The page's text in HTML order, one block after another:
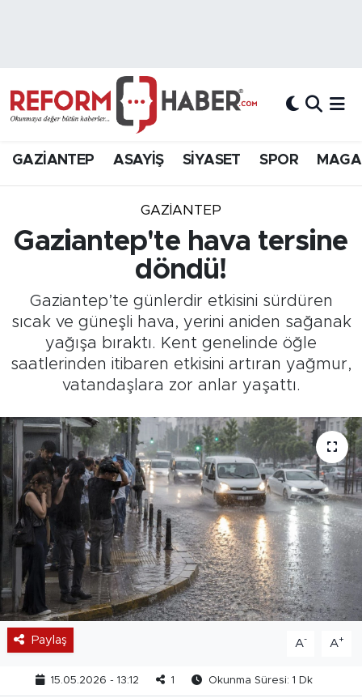
GAZİANTEP ASAYİŞ SİYASET SPOR
GAZIANTEP
Gaziantep'te hava tersine
döndü!
Gaziantep’te günlerdir etkisini sürdüren
sıcak ve güneşli hava, yerini aniden sağanak
yağışa bıraktı. Kent genelinde öğle
saatlerinden itibaren etkisini artıran yağmur,
vatandaşlara zor anlar yaşattı.
Paylaş A- A+
15.05.2026 - 13:12 1 Okunma Süresi: 1 Dk
Hava Durumu
Süper Lig Puan Durumu ve Fikstür
Tüm Manşetler
Son Dakika Haberleri
Haber Arşivi